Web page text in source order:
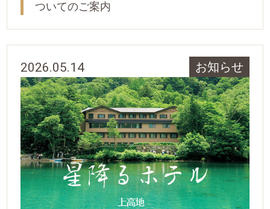
ついてのご案内
2026.05.14 お知らせ